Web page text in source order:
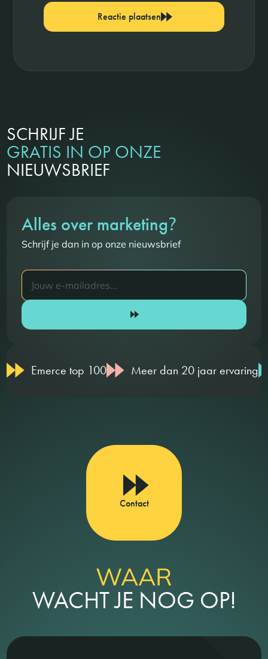
Reactie plaatsen
SCHRIJF JE
GRATIS IN OP ONZE
NIEUWSBRIEF
Alles over marketing?
Schrijf je dan in op onze nieuwsbrief
Emerce top 100 Meer dan 20 jaar ervaring
Contact
WAAR
WACHT JE NOG OP!